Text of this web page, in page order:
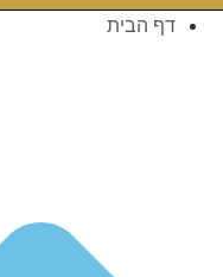
דף הבית